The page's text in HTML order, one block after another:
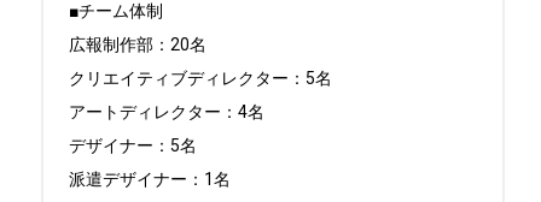
■チーム体制
広報制作部：20名
クリエイティブディレクター：5名
アートディレクター：4名
デザイナー：5名
派遣デザイナー：1名